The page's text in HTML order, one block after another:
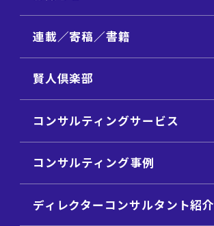
連載／寄稿／書籍
賢人倶楽部
コンサルティングサービス
コンサルティング事例
ディレクターコンサルタント紹介